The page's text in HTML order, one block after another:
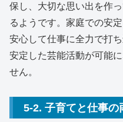
保し、大切な思い出を作
るようです。家庭での安
安心して仕事に全力で打
安定した芸能活動が可能
せん。
5-2. 子育てと仕事の